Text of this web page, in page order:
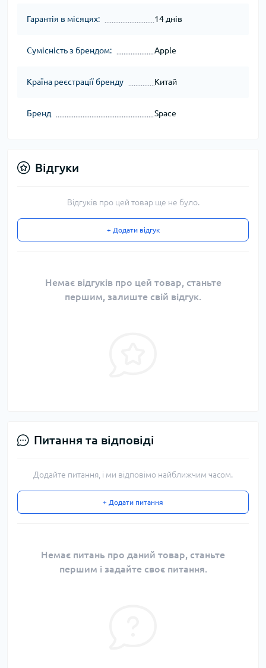
Гарантія в місяцях: 14 днів
Сумісність з брендом: Apple
Країна реєстрації бренду Китай
Бренд Space
Відгуки
Відгуків про цей товар ще не було.
+ Додати відгук
Немає відгуків про цей товар, станьте
першим, залиште свій відгук.
Питання та відповіді
Додайте питання, і ми відповімо найближчим часом.
+ Додати питання
Немає питань про даний товар, станьте
першим і задайте своє питання.